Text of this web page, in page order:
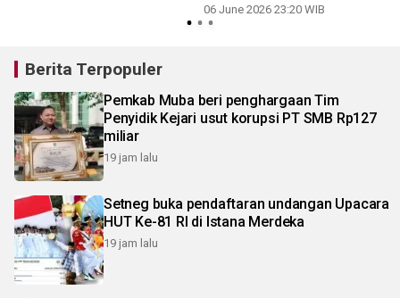
06 June 2026 23:20 WIB
Berita Terpopuler
Pemkab Muba beri penghargaan Tim
Penyidik Kejari usut korupsi PT SMB Rp127
miliar
19 jam lalu
Setneg buka pendaftaran undangan Upacara
HUT Ke-81 RI di Istana Merdeka
19 jam lalu